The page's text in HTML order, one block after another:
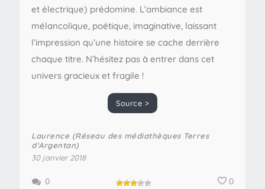
et électrique) prédomine. L’ambiance est
mélancolique, poétique, imaginative, laissant
l’impression qu’une histoire se cache derrière
chaque titre. N’hésitez pas à entrer dans cet
univers gracieux et fragile !
Source >
Laurence (Réseau des médiathèques Terres
d'Argentan)
30 janvier 2018
0
0